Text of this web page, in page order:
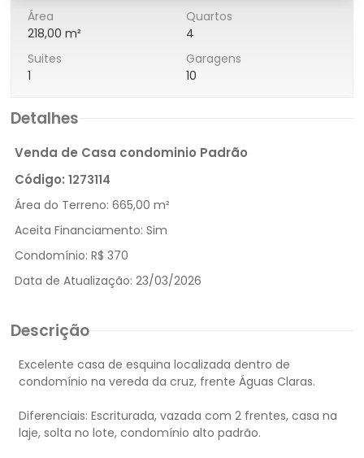
Área
218,00 m²
Quartos
4
Suites
1
Garagens
10
Detalhes
Venda de Casa condominio Padrão
Código: 1273114
Área do Terreno: 665,00 m²
Aceita Financiamento: Sim
Condomínio: R$ 370
Data de Atualização: 23/03/2026
Descrição
Excelente casa de esquina localizada dentro de
condomínio na vereda da cruz, frente Águas Claras.
Diferenciais: Escriturada, vazada com 2 frentes, casa na
laje, solta no lote, condomínio alto padrão.